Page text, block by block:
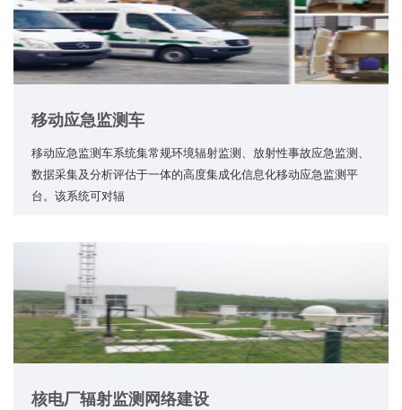
移动应急监测车
移动应急监测车系统集常规环境辐射监测、放射性事故应急监测、
数据采集及分析评估于一体的高度集成化信息化移动应急监测平
台。该系统可对辐
核电厂辐射监测网络建设